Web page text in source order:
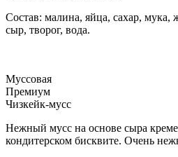
Состав: малина, яйца, сахар, мука,
сыр, творог, вода.
Муссовая
Премиум
Чизкейк-мусс
Нежный мусс на основе сыра
кондитерском бисквите. Очень